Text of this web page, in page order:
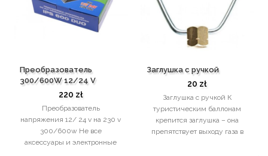
Преобразователь
300/600W 12/24 V
220 zł
Преобразователь
напряжения 12/ 24 v на 230 v
300/600w Не все
аксессуары и электронные
Заглушка с ручкой
20 zł
Заглушка с ручкой К
туристическим баллонам
крепится заглушка – она
препятствует выходу газа в